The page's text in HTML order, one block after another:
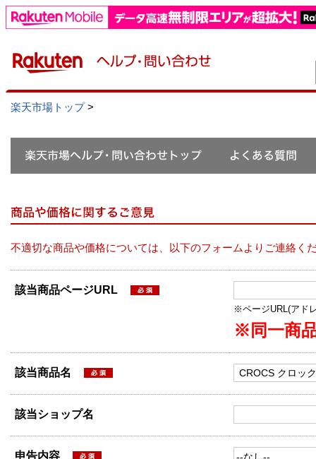
楽天市場トップ>
不適切な商品や価格については、以下のフォームよりご連絡く
該当商品ページURL
※ページURL(アド
※同一商
該当商品名
該当ショップ名
申告内容